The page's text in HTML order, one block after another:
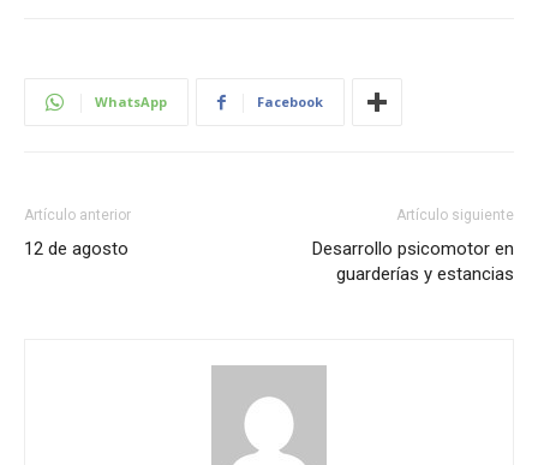
WhatsApp Facebook
Artículo anterior
12 de agosto
Artículo siguiente
Desarrollo psicomotor en
guarderías y estancias